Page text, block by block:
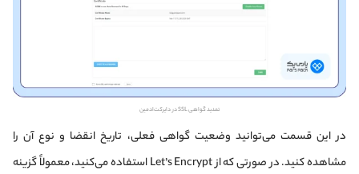
تمدید گواهی SSL در دایرکت‌ادمین
در این قسمت می‌توانید وضعیت گواهی فعلی، تاریخ انقضا و نوع آن را
مشاهده کنید. در صورتی که از Let’s Encrypt استفاده می‌کنید، معمولاً گزینه